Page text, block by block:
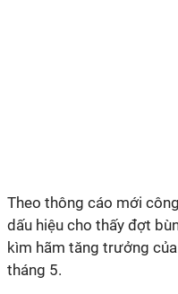
Theo thông cáo mới
dấu hiệu cho thấy đợt
kìm hãm tăng trưởng
tháng 5.